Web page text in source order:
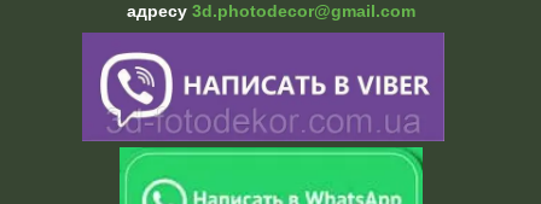
адресу 3d.photodecor@gmail.com